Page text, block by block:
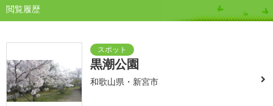
閲覧履歴
黒潮公園
和歌山県・新宮市